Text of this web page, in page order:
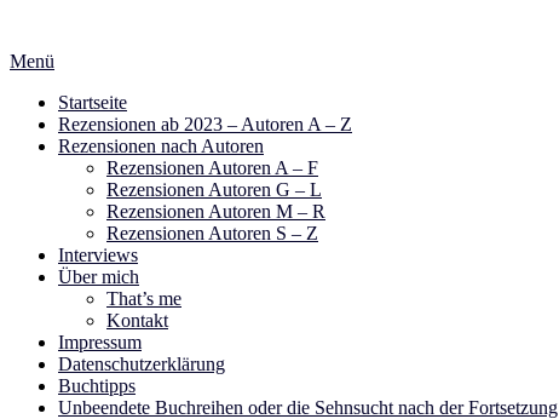
springen
Menü
Startseite
Rezensionen ab 2023 – Autoren A – Z
Rezensionen nach Autoren
Rezensionen Autoren A – F
Rezensionen Autoren G – L
Rezensionen Autoren M – R
Rezensionen Autoren S – Z
Interviews
Über mich
That’s me
Kontakt
Impressum
Datenschutzerklärung
Buchtipps
Unbeendete Buchreihen oder die Sehnsucht nach der Fortsetzung